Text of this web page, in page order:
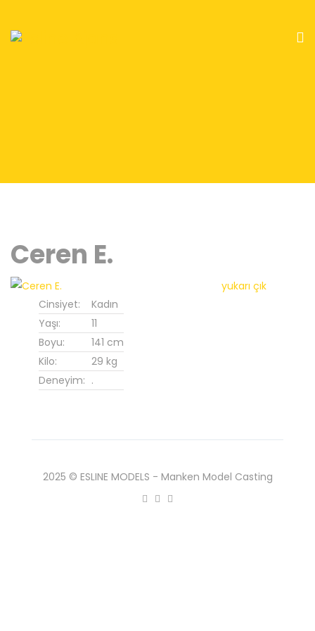
Ceren E.
Cinsiyet:
Kadın
Yaşı:
11
Boyu:
141 cm
Kilo:
29 kg
Deneyim: .
yukarı çık
2025 © ESLINE MODELS - Manken Model Casting